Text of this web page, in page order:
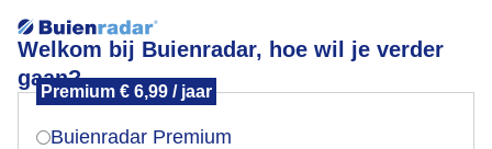
Welkom bij Buienradar, hoe wil je verder
gaan?
Premium € 6,99 / jaar
Buienradar Premium
Arkel geeft kleur tijdens deze grijze dagen
Mogen we je locatie gebruiken voor het